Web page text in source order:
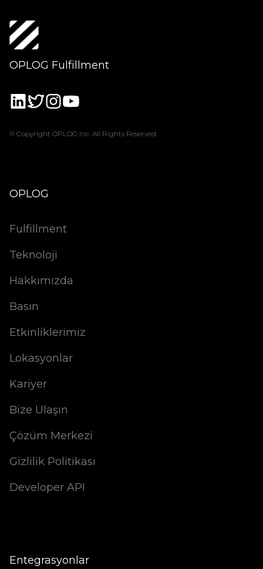
OPLOG Fulfillment
© Copyright OPLOG Inc. All Rights Reserved.
OPLOG
Fulfillment
Teknoloji
Hakkımızda
Basın
Etkinliklerimiz
Lokasyonlar
Kariyer
Bize Ulaşın
Çözüm Merkezi
Gizlilik Politikası
Developer API
Entegrasyonlar